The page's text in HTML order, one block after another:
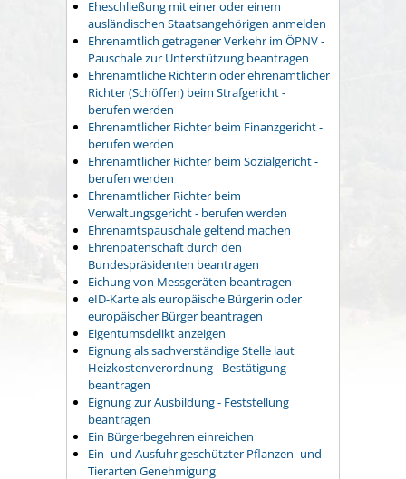
Eheschließung mit einer oder einem
ausländischen Staatsangehörigen anmelden
Ehrenamtlich getragener Verkehr im ÖPNV -
Pauschale zur Unterstützung beantragen
Ehrenamtliche Richterin oder ehrenamtlicher
Richter (Schöffen) beim Strafgericht -
berufen werden
Ehrenamtlicher Richter beim Finanzgericht -
berufen werden
Ehrenamtlicher Richter beim Sozialgericht -
berufen werden
Ehrenamtlicher Richter beim
Verwaltungsgericht - berufen werden
Ehrenamtspauschale geltend machen
Ehrenpatenschaft durch den
Bundespräsidenten beantragen
Eichung von Messgeräten beantragen
eID-Karte als europäische Bürgerin oder
europäischer Bürger beantragen
Eigentumsdelikt anzeigen
Eignung als sachverständige Stelle laut
Heizkostenverordnung - Bestätigung
beantragen
Eignung zur Ausbildung - Feststellung
beantragen
Ein Bürgerbegehren einreichen
Ein- und Ausfuhr geschützter Pflanzen- und
Tierarten Genehmigung